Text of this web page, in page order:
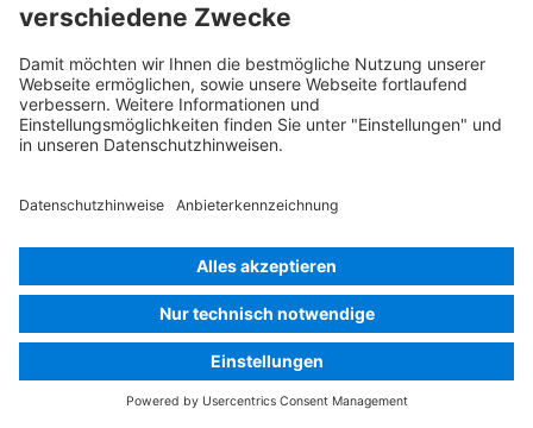
Klimaanlage
Gefahr, niedrige Temperatur
Rettungskarte PKW Version 07/2026 01.8 ID-Nr.: 214.063
© 2026Mercedes-Benz AG
Cookie Einstellungen